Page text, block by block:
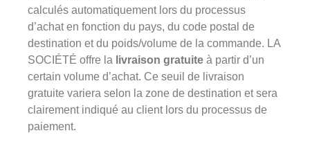
calculés automatiquement lors du processus
d’achat en fonction du pays, du code postal de
destination et du poids/volume de la commande. LA
SOCIÉTÉ offre la livraison gratuite à partir d’un
certain volume d’achat. Ce seuil de livraison
gratuite variera selon la zone de destination et sera
clairement indiqué au client lors du processus de
paiement.